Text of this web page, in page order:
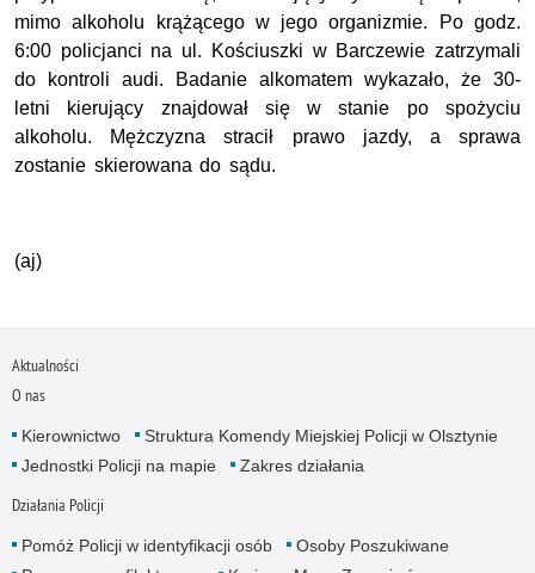
mimo alkoholu krążącego w jego organizmie. Po godz.
6:00 policjanci na ul. Kościuszki w Barczewie zatrzymali
do kontroli audi.
Badanie alkomatem wykazało, że 30-
letni kierujący znajdował się w stanie po spożyciu
alkoholu.
Mężczyzna stracił prawo jazdy, a sprawa
zostanie skierowana do sądu.
(aj)
Aktualności
O nas
Kierownictwo
Struktura Komendy Miejskiej Policji w Olsztynie
Jednostki Policji na mapie
Zakres działania
Działania Policji
Pomóż Policji w identyfikacji osób
Osoby Poszukiwane